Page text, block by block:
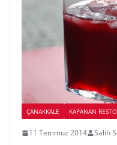
ÇANAKKALE KAPANAN
11 Temmuz 2014 Salih